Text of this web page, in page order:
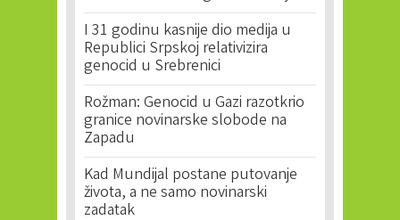
I 31 godinu kasnije dio medija u
Republici Srpskoj relativizira
genocid u Srebrenici
Rožman: Genocid u Gazi razotkrio
granice novinarske slobode na
Zapadu
Kad Mundijal postane putovanje
života, a ne samo novinarski
zadatak